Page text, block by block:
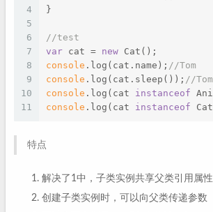
4
5
6
7
8
9
10
11
}
//test
var cat = new Cat();
console .log(cat.name); //Tom
console .log(cat.sleep()); //Tom
console .log(cat instanceof
console .log(cat instanceof
特点
解决了1中，子类实例共享父类引用属
创建子类实例时，可以向父类传递参数